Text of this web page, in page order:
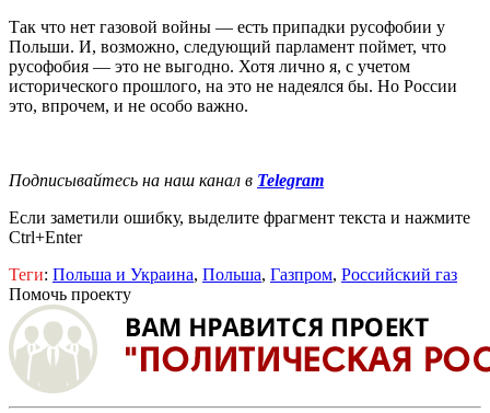
Так что нет газовой войны — есть припадки русофобии у
Польши. И, возможно, следующий парламент поймет, что
русофобия — это не выгодно. Хотя лично я, с учетом
исторического прошлого, на это не надеялся бы. Но России
это, впрочем, и не особо важно.
Подписывайтесь на наш канал в Telegram
Если заметили ошибку, выделите фрагмент текста и нажмите
Ctrl+Enter
Теги: Польша и Украина, Польша, Газпром, Российский газ
Помочь проекту